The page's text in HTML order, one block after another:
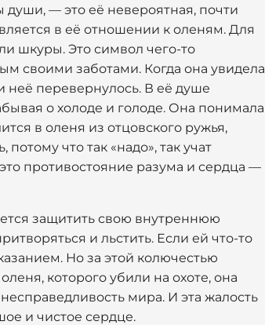
души, — это её невероятная, почти
в её отношении к оленям. Для
шкуры. Это символ чего-то
своими заботами. Когда она увидела
неё перевернулось. В её душе
о холоде и голоде. Она понимала
в оленя из отцовского ружья,
что так «надо», так учат
противостояние разума и сердца —
защитить свою внутреннюю
и льстить. Если ей что-то
Но за этой колючестью
которого убили на охоте, она
мира. И эта жалость
и чистое сердце.